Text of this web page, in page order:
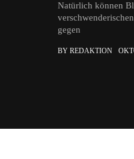
Natürlich können
gegen
BY REDAKTION